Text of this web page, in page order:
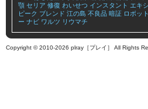
顎 セリア 修復 わいせつ インスタント エキ
ピーク ブレンド 江の島 不良品 暗証 ロボッ
ー ナビ ワルツ リウマチ
Copyright © 2010-2026 plray［プレイ］ All Rights